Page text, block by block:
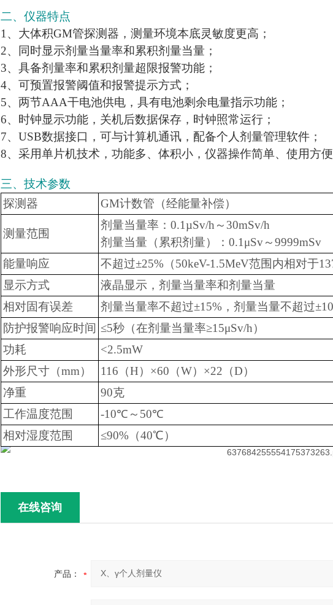
二、仪器特点
1、大体积GM管探测器，测量环境本底灵敏度更高；
2、同时显示剂量当量率和累积剂量当量；
3、具备剂量率和累积剂量超限报警功能；
4、可预置报警阈值和报警提示方式；
5、两节AAA干电池供电，具有电池剩余电量指示功能；
6、时钟显示功能，关机后数据保存，时钟照常运行；
7、USB数据接口，可与计算机通讯，配备个人剂量管理软件；
8、采用单片机技术，功能多、体积小，仪器操作简单、使用方
三、技术参数
探测器
GM计数管（经能量补偿）
测量范围
剂量当量率：0.1µSv/h～30mSv/h
剂量当量（累积剂量）：0.1μSv～9999mSv
能量响应
不超过±25%（50keV-1.5MeV范围内相对于
显示方式
液晶显示，剂量当量率和剂量当量
相对固有误差
剂量当量率不超过±15%，剂量当量不超过
防护报警响应时间 ≤5秒（在剂量当量率≥15μSv/h）
功耗
<2.5mW
外形尺寸（mm）
116（H）×60（W）×22（D）
净重
90克
工作温度范围
-10℃～50℃
相对湿度范围
≤90%（40℃）
在线咨询
产品：